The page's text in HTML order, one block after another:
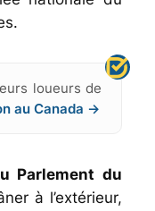
loueurs de
au Canada
Parlement du
à l’extérieur,